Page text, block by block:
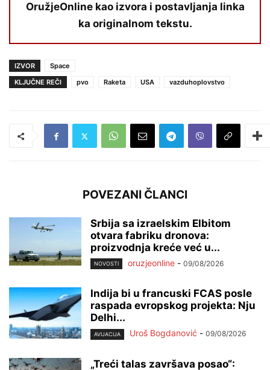
OružjeOnline kao izvora i postavljanja linka
ka originalnom tekstu.
IZVOR
Space
KLJUČNE REČI
pvo Raketa USA vazduhoplovstvo
POVEZANI ČLANCI
Srbija sa izraelskim Elbitom
otvara fabriku dronova:
proizvodnja kreće već u...
NOVOSTI oruzjeonline - 09/08/2026
Indija bi u francuski FCAS posle
raspada evropskog projekta: Nju
Delhi...
AVIJACIJA Uroš Bogdanović - 09/08/2026
„Treći talas završava posao“: